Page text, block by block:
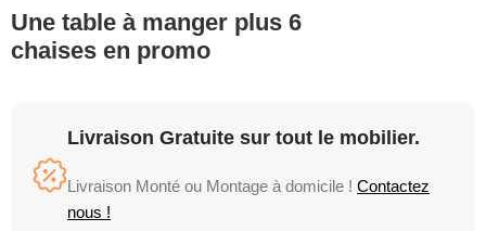
Une table à manger plus 6
chaises en promo
Livraison Gratuite sur tout le mobilier.
Livraison Monté ou Montage à domicile !Contactez
nous !